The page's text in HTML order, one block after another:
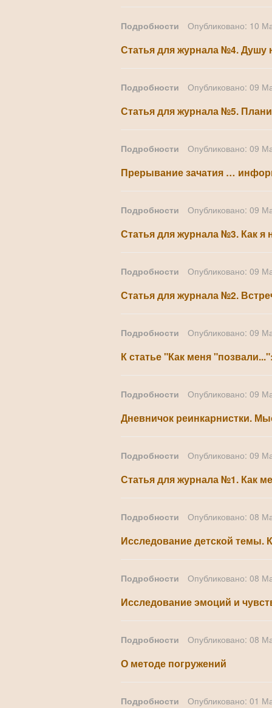
Подробности Опубликовано: 10
Статья для журнала №4. Душу
Подробности Опубликовано: 09
Статья для журнала №5.
Подробности Опубликовано: 09
Прерывание зачатия …
Подробности Опубликовано: 09
Статья для журнала №3. Как я
Подробности Опубликовано: 09
Статья для журнала №2.
Подробности Опубликовано: 09
К статье "Как меня
Подробности Опубликовано: 09
Дневничок реинкарнистки.
Подробности Опубликовано: 09
Статья для журнала №1. Как
Подробности Опубликовано: 08
Исследование детской темы.
Подробности Опубликовано: 08
Исследование эмоций и
Подробности Опубликовано: 08
О методе погружений
Подробности Опубликовано: 01